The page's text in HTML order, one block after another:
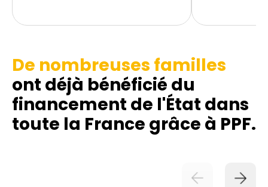
De nombreuses familles
ont déjà bénéficié du
financement de l'État dans
toute la France grâce à PPF.